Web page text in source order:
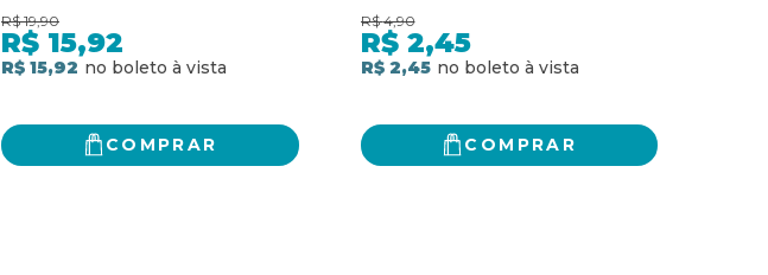
R$ 19,90
R$ 15,92
R$ 15,92
COMPRAR
R$ 4,90
R$ 2,45
R$ 2,45
COMPRAR